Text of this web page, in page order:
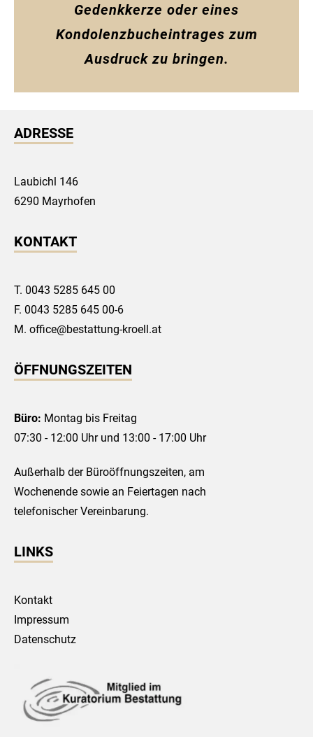
Gedenkkerze oder eines
Kondolenzbucheintrages zum
Ausdruck zu bringen.
ADRESSE
Laubichl 146
6290 Mayrhofen
KONTAKT
T. 0043 5285 645 00
F. 0043 5285 645 00-6
M. office@bestattung-kroell.at
ÖFFNUNGSZEITEN
Büro: Montag bis Freitag
07:30 - 12:00 Uhr und 13:00 - 17:00 Uhr
Außerhalb der Büroöffnungszeiten, am
Wochenende sowie an Feiertagen nach
telefonischer Vereinbarung.
LINKS
Kontakt
Impressum
Datenschutz